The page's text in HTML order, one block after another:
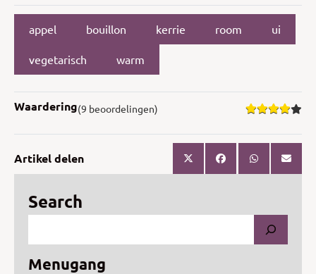
appel bouillon kerrie room ui
vegetarisch warm
Waardering(9 beoordelingen)
Artikel delen
Search
Menugang